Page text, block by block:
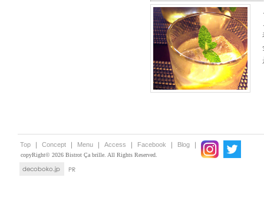
Top ｜ Concept ｜ Menu ｜ Access ｜ Facebook ｜ Blog ｜
copyRight© 2026 Bistrot Ça brille. All Rights Reserved.